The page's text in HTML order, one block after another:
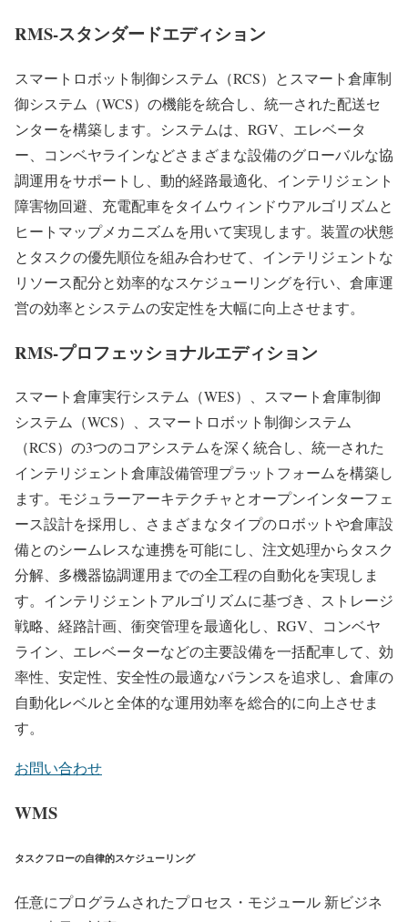
RMS-スタンダードエディション
スマートロボット制御システム（RCS）とスマート倉庫制
御システム（WCS）の機能を統合し、統一された配送セ
ンターを構築します。システムは、RGV、エレベータ
ー、コンベヤラインなどさまざまな設備のグローバルな協
調運用をサポートし、動的経路最適化、インテリジェント
障害物回避、充電配車をタイムウィンドウアルゴリズムと
ヒートマップメカニズムを用いて実現します。装置の状態
とタスクの優先順位を組み合わせて、インテリジェントな
リソース配分と効率的なスケジューリングを行い、倉庫運
営の効率とシステムの安定性を大幅に向上させます。
RMS-プロフェッショナルエディション
スマート倉庫実行システム（WES）、スマート倉庫制御
システム（WCS）、スマートロボット制御システム
（RCS）の3つのコアシステムを深く統合し、統一された
インテリジェント倉庫設備管理プラットフォームを構築し
ます。モジュラーアーキテクチャとオープンインターフェ
ース設計を採用し、さまざまなタイプのロボットや倉庫設
備とのシームレスな連携を可能にし、注文処理からタスク
分解、多機器協調運用までの全工程の自動化を実現しま
す。インテリジェントアルゴリズムに基づき、ストレージ
戦略、経路計画、衝突管理を最適化し、RGV、コンベヤ
ライン、エレベーターなどの主要設備を一括配車して、効
率性、安定性、安全性の最適なバランスを追求し、倉庫の
自動化レベルと全体的な運用効率を総合的に向上させま
す。
お問い合わせ
WMS
タスクフローの自律的スケジューリング
任意にプログラムされたプロセス・モジュール 新ビジネ